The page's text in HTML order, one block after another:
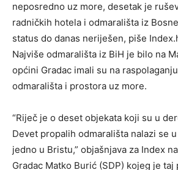
neposredno uz more, desetak je
radničkih hotela i odmarališta iz
status do danas neriješen, piše
Najviše odmarališta iz BiH je bilo na
općini Gradac imali su na
odmarališta i prostora uz more.
“Riječ je o deset objekata koji su u
Devet propalih odmarališta nalazi se
jedno u Bristu,” objašnjava za Index
Gradac Matko Burić (SDP) kojeg je